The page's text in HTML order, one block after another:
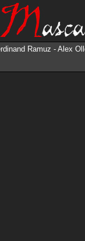
Ramuz - Alex